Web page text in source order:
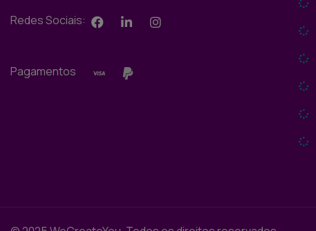
Redes Sociais:
Pagamentos